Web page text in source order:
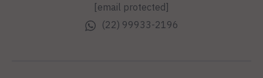
[email protected]
(22) 99933-2196